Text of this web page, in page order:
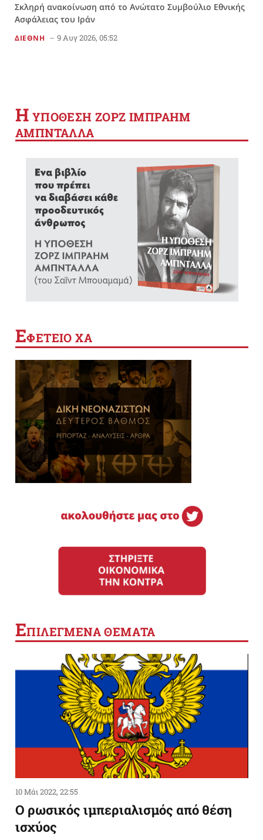
Σκληρή ανακοίνωση από το Ανώτατο Συμβούλιο Εθνικής
Ασφάλειας του Ιράν
ΔΙΕΘΝΗ 9 Αυγ 2026, 05:52
Η YΠΟΘΕΣΗ ΖΟΡΖ ΙΜΠΡΑΗΜ
ΑΜΠΝΤΑΛΛΑ
ΕΦΕΤΕΙΟ ΧΑ
ΕΠΙΛΕΓΜΕΝΑ ΘΕΜΑΤΑ
10 Μάι 2022, 22:55
Ο ρωσικός ιμπεριαλισμός από θέση
ισχύος